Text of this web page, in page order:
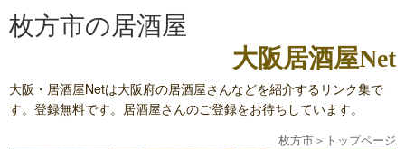
枚方市の居酒屋
大阪居酒屋Net
大阪・居酒屋Netは大阪府の居酒屋さんなどを紹介するリンク集で
す。登録無料です。居酒屋さんのご登録をお待ちしています。
枚方市＞ トップページ